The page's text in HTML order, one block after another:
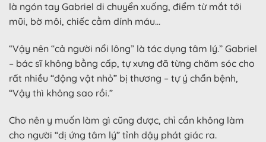
là ngón tay Gabriel di chuyển xuống, điểm từ mắt tới
mũi, bờ môi, chiếc cằm dính máu…
“Vậy nên “cả người nổi lông” là tác dụng tâm lý.” Gabriel
– bác sĩ không bằng cấp, tự xưng đã từng chăm sóc cho
rất nhiều “động vật nhỏ” bị thương – tự ý chẩn bệnh,
“Vậy thì không sao rồi.”
Cho nên y muốn làm gì cũng được, chỉ cần không làm
cho người “dị ứng tâm lý” tỉnh dậy phát giác ra.